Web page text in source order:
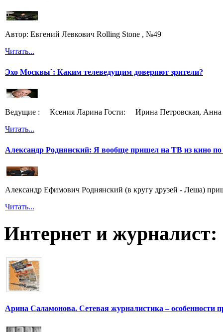
Автор: Евгений Левкович Rolling Stone , №49
Читать...
Эхо Москвы`: Каким телеведущим доверяют зрители?
Ведущие : Ксения Ларина Гости: Ирина Петровская, Анна
Читать...
Александр Роднянский: Я вообще пришел на ТВ из кино по
Александр Ефимович Роднянский (в кругу друзей - Леша)
Читать...
Интернет и журналист:
Арина Саламонова. Сетевая журналистика – особенности